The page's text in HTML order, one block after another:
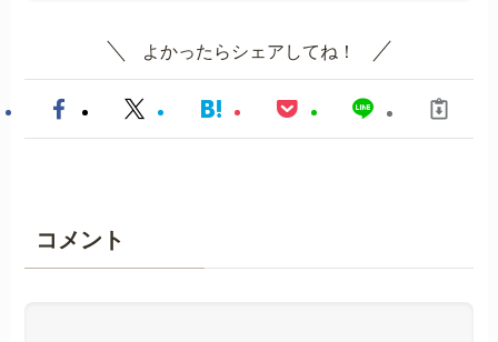
よかったらシェアしてね！
コメント